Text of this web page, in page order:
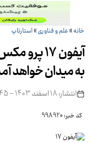
خانه» علم و فناوری» استارتاپ
آیفون 17
به میدان خواهد
انتشار: 18 اسفند 1403 - 13:45
کد خبر: 998920